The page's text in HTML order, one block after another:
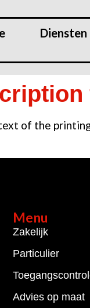
Diensten
text of the
Menu
Zakelijk
Particulier
Advies op maat